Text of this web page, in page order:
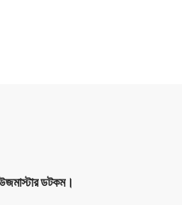
ডটকম।